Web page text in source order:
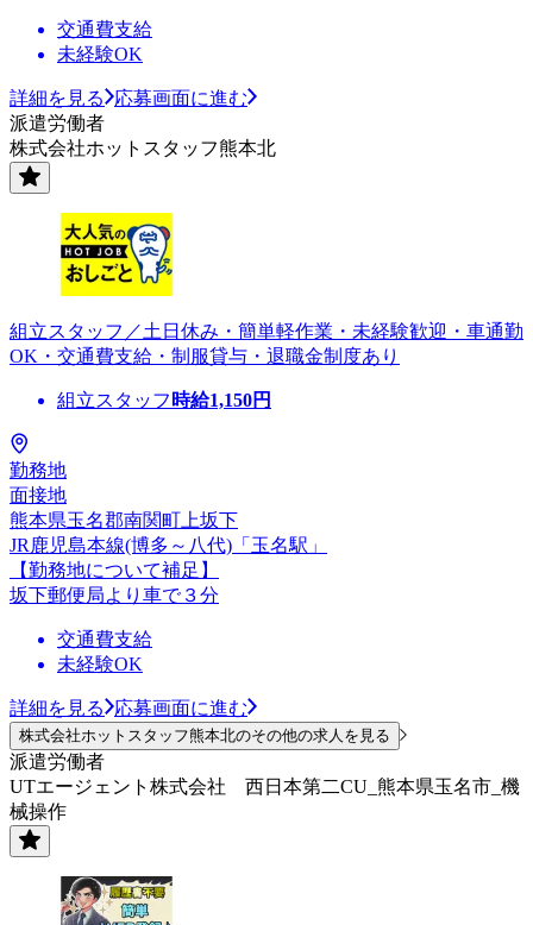
交通費支給
未経験OK
詳細を見る
応募画面に進む
派遣労働者
株式会社ホットスタッフ熊本北
組立スタッフ／土日休み・簡単軽作業・未経験歓迎・車通勤
OK・交通費支給・制服貸与・退職金制度あり
組立スタッフ 時給1,150円
勤務地
面接地
熊本県玉名郡南関町上坂下
JR鹿児島本線(博多～八代)「玉名駅」
【勤務地について補足】
坂下郵便局より車で３分
交通費支給
未経験OK
詳細を見る 応募画面に進む
株式会社ホットスタッフ熊本北のその他の求人を見る
派遣労働者
UTエージェント株式会社 西日本第二CU_熊本県玉名市_機
械操作